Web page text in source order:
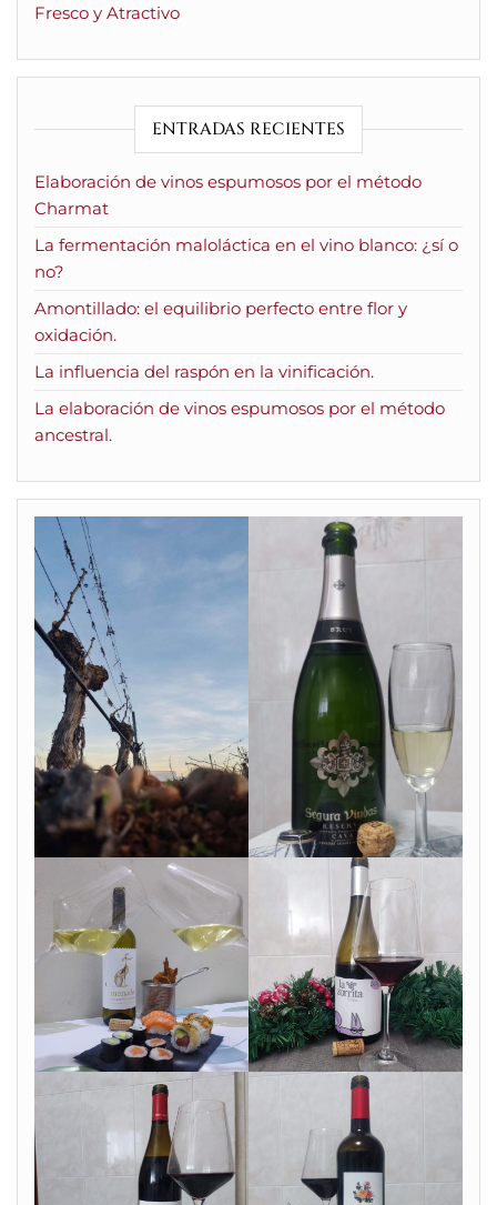
Fresco y Atractivo
ENTRADAS RECIENTES
Elaboración de vinos espumosos por el método
Charmat
La fermentación maloláctica en el vino blanco: ¿sí o
no?
Amontillado: el equilibrio perfecto entre flor y
oxidación.
La influencia del raspón en la vinificación.
La elaboración de vinos espumosos por el método
ancestral.